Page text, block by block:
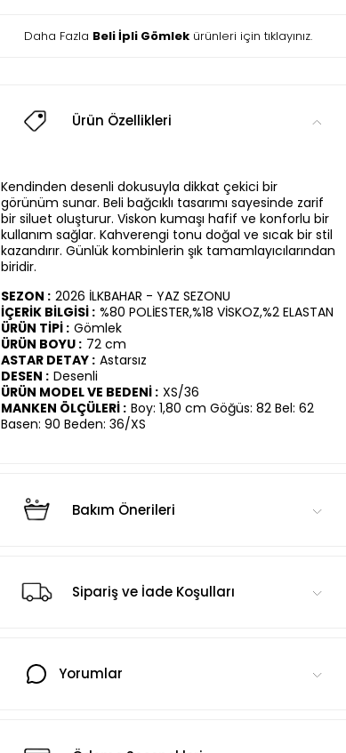
Daha Fazla Beli İpli Gömlek ürünleri için tıklayınız.
Ürün Özellikleri
Kendinden desenli dokusuyla dikkat çekici bir
görünüm sunar. Beli bağcıklı tasarımı sayesinde zarif
bir siluet oluşturur. Viskon kumaşı hafif ve konforlu bir
kullanım sağlar. Kahverengi tonu doğal ve sıcak bir stil
kazandırır. Günlük kombinlerin şık tamamlayıcılarından
biridir.
SEZON : 2026 İLKBAHAR - YAZ SEZONU
İÇERİK BİLGİSİ : %80 POLİESTER,%18 VİSKOZ,%2 ELASTAN
ÜRÜN TİPİ : Gömlek
ÜRÜN BOYU : 72 cm
ASTAR DETAY : Astarsız
DESEN : Desenli
ÜRÜN MODEL VE BEDENİ : XS/36
MANKEN ÖLÇÜLERİ : Boy: 1,80 cm Göğüs: 82 Bel: 62
Basen: 90 Beden: 36/XS
Bakım Önerileri
Sipariş ve İade Koşulları
Yorumlar